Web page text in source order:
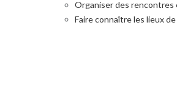
Organiser des
Faire connaître les lieux